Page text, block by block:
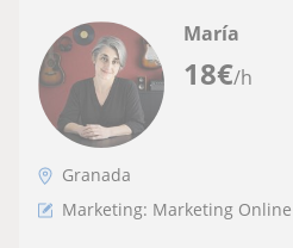
18€/h
María
Granada
Marketing: Marketing Online